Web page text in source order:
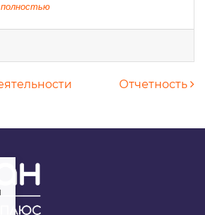
по записямОтчетность